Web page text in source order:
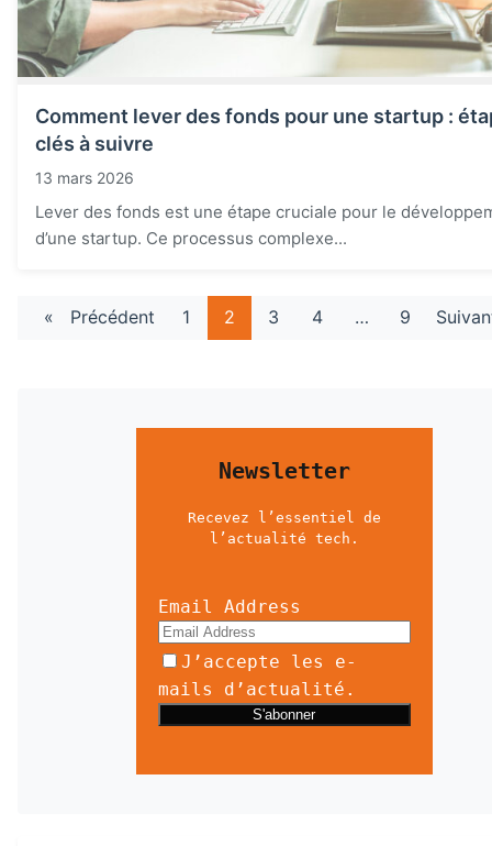
Comment lever des fonds pour une startup :
clés à suivre
13 mars 2026
Lever des fonds est une étape cruciale pour le
d’une startup. Ce processus complexe...
« Précédent 1 2 3 4 … 9
Newsletter
Recevez l’essentiel de
l’actualité tech.
Email Address
J’accepte les e-
mails d’actualité.